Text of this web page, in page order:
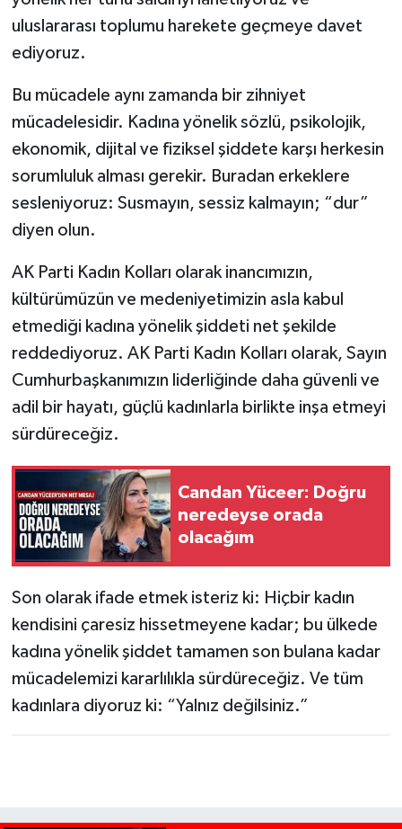
uluslararası toplumu harekete geçmeye davet
ediyoruz.
Bu mücadele aynı zamanda bir zihniyet
mücadelesidir. Kadına yönelik sözlü, psikolojik,
ekonomik, dijital ve fiziksel şiddete karşı herkesin
sorumluluk alması gerekir. Buradan erkeklere
sesleniyoruz: Susmayın, sessiz kalmayın; “dur”
diyen olun.
AK Parti Kadın Kolları olarak inancımızın,
kültürümüzün ve medeniyetimizin asla kabul
etmediği kadına yönelik şiddeti net şekilde
reddediyoruz. AK Parti Kadın Kolları olarak, Sayın
Cumhurbaşkanımızın liderliğinde daha güvenli ve
adil bir hayatı, güçlü kadınlarla birlikte inşa etmeyi
sürdüreceğiz.
Candan Yüceer: Doğru
neredeyse orada
olacağım
Son olarak ifade etmek isteriz ki: Hiçbir kadın
kendisini çaresiz hissetmeyene kadar; bu ülkede
kadına yönelik şiddet tamamen son bulana kadar
mücadelemizi kararlılıkla sürdüreceğiz. Ve tüm
kadınlara diyoruz ki: “Yalnız değilsiniz.”